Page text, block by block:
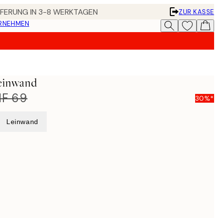
IN 3-8 WERKTAGEN
ZUR KASSE
69 30%*
Leinwand